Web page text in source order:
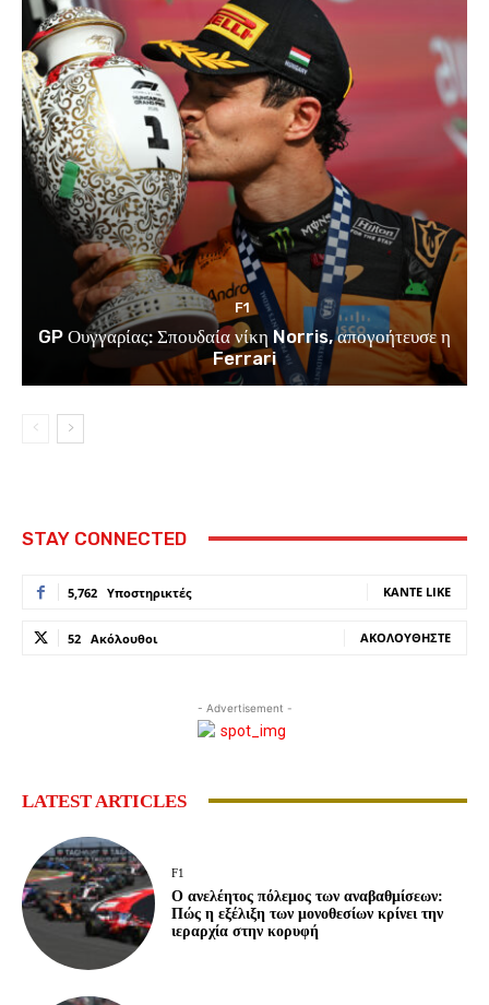
F1
GP Ουγγαρίας: Σπουδαία νίκη Norris, απογοήτευσε η
Ferrari
STAY CONNECTED
5,762 Υποστηρικτές ΚΆΝΤΕ LIKE
52 Ακόλουθοι ΑΚΟΛΟΥΘΉΣΤΕ
- Advertisement -
LATEST ARTICLES
F1
Ο ανελέητος πόλεμος των αναβαθμίσεων:
Πώς η εξέλιξη των μονοθεσίων κρίνει την
ιεραρχία στην κορυφή